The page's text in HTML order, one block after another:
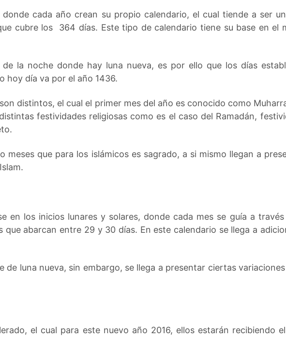
cada año crean su propio calendario, el cual tiende a ser
cubre los 364 días. Este tipo de calendario tiene su base en el
de la noche donde hay luna nueva, es por ello que los días
hoy día va por el año 1436.
distintos, el cual el primer mes del año es conocido como
festividades religiosas como es el caso del Ramadán,
meses que para los islámicos es sagrado, a si mismo llegan a
en los inicios lunares y solares, donde cada mes se guía a
que abarcan entre 29 y 30 días. En este calendario se llega a
de luna nueva, sin embargo, se llega a presentar ciertas
el cual para este nuevo año 2016, ellos estarán recibiendo